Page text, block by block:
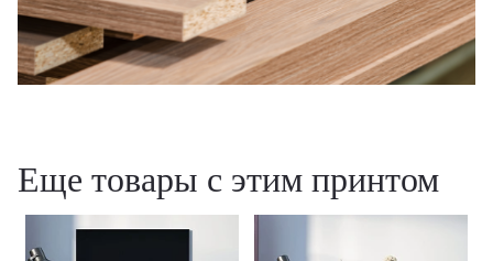
Еще товары с этим принтом